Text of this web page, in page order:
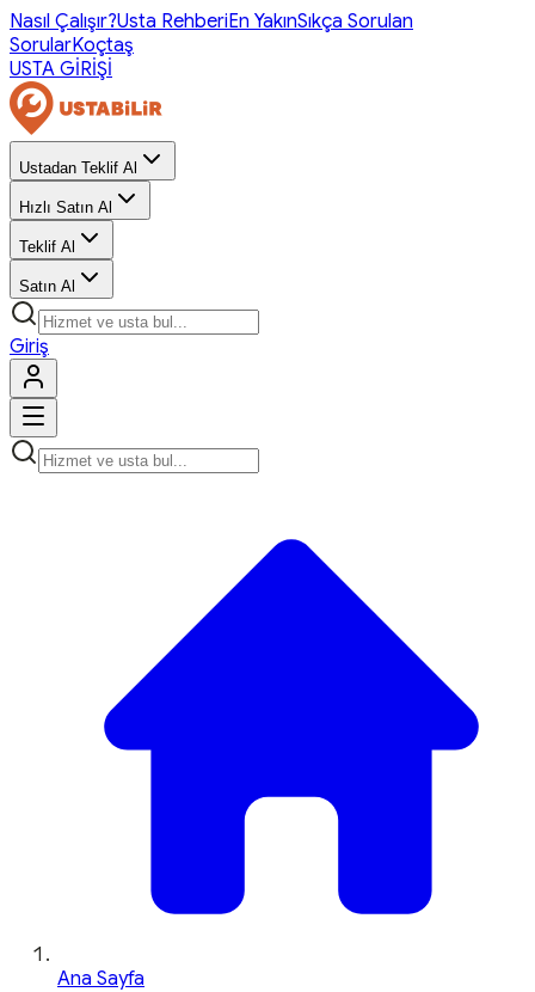
Nasıl Çalışır?Usta RehberiEn YakınSıkça Sorulan
SorularKoçtaş
USTA GİRİŞİ
Ustadan Teklif Al
Hızlı Satın Al
Teklif Al
Satın Al
Giriş
Ana Sayfa